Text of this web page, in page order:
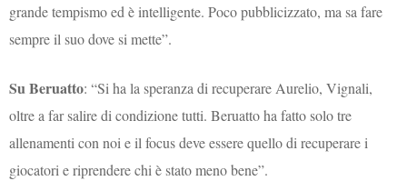
grande tempismo ed è intelligente. Poco pubblicizzato, ma sa fare
sempre il suo dove si mette”.
Su Beruatto: “Si ha la speranza di recuperare Aurelio, Vignali,
oltre a far salire di condizione tutti. Beruatto ha fatto solo tre
allenamenti con noi e il focus deve essere quello di recuperare i
giocatori e riprendere chi è stato meno bene”.